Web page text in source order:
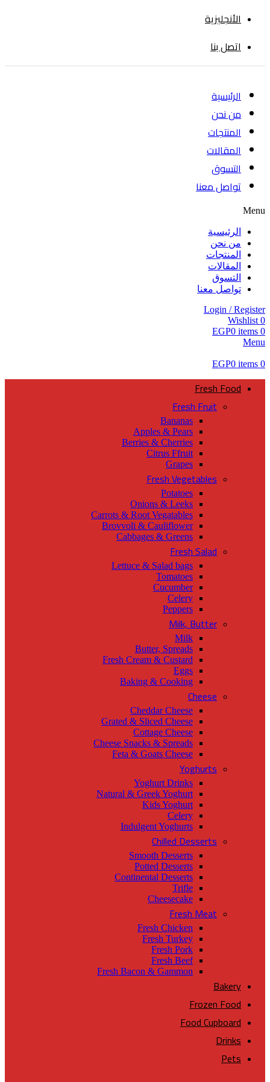
الأنجليزية
اتصل بنا
الرئيسية
من نحن
المنتجات
المقالات
التسوق
تواصل معنا
Menu
الرئيسية
من نحن
المنتجات
المقالات
التسوق
تواصل معنا
Login / Register
0
Wishlist
0
items
EGP0
Menu
0
items
EGP0
Fresh Food
Fresh Fruit
Bananas
Apples & Pears
Berries & Cherries
Citrus Ffruit
Grapes
Fresh Vegetables
Potatoes
Onions & Leeks
Carrots & Root Vegatables
Brovvoli & Cauliflower
Cabbages & Greens
Fresh Salad
Lettuce & Salad bags
Tomatoes
Cucumber
Celery
Peppers
Milk, Butter
Milk
Butter, Spreads
Fresh Cream & Custard
Eggs
Baking & Cooking
Cheese
Cheddar Cheese
Grated & Sliced Cheese
Cottage Cheese
Cheese Snacks & Spreads
Feta & Goats Cheese
Yoghurts
Yoghurt Drinks
Natural & Greek Yoghurt
Kids Yoghurt
Celery
Indulgent Yoghurts
Chilled Desserts
Smooth Desserts
Potted Desserts
Continental Desserts
Trifle
Cheesecake
Fresh Meat
Fresh Chicken
Fresh Turkey
Fresh Pork
Fresh Beef
Fresh Bacon & Gammon
Bakery
Frozen Food
Food Cupboard
Drinks
Pets